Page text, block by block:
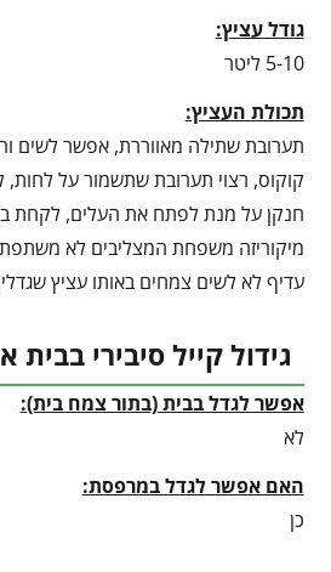
גודל עציץ:
5-10 ליטר
תכולת העציץ:
תערובת שתילה מאווררת, אפשר לשים
קוקוס, רצוי תערובת שתשמור על לחות,
חנקן על מנת לפתח את העלים, לקחת
מיקוריזה משפחת המצליבים לא משתפת
עדיף לא לשים צמחים באותו עציץ
גידול קייל סיבירי
אפשר לגדל בבית (בתור צמח בית):
לא
האם אפשר לגדל במרפסת:
כן